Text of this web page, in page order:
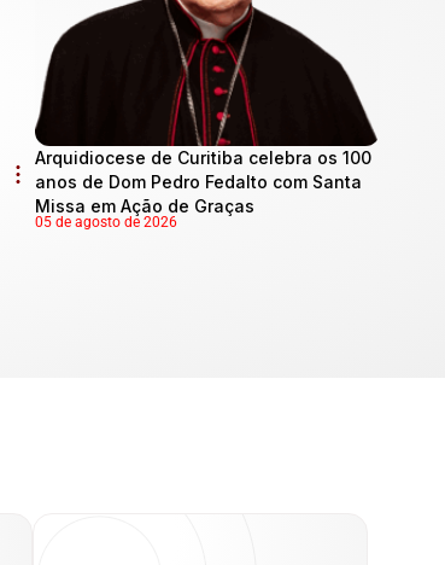
Arquidiocese de Curitiba celebra os 100
anos de Dom Pedro Fedalto com Santa
Missa em Ação de Graças
05 de agosto de 2026